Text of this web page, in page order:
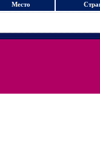
Место